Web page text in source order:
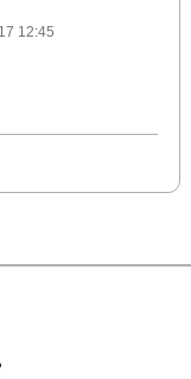
12:45